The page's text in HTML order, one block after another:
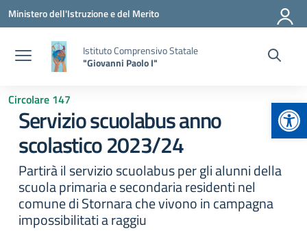
Vai ai contenuti
Vai al menu di navigazione
Vai al footer
Ministero dell'Istruzione e del Merito
Istituto Comprensivo Statale
"Giovanni Paolo I"
Circolare 147
Servizio scuolabus anno
scolastico 2023/24
Partirà il servizio scuolabus per gli alunni della
scuola primaria e secondaria residenti nel
comune di Stornara che vivono in campagna
impossibilitati a raggiu